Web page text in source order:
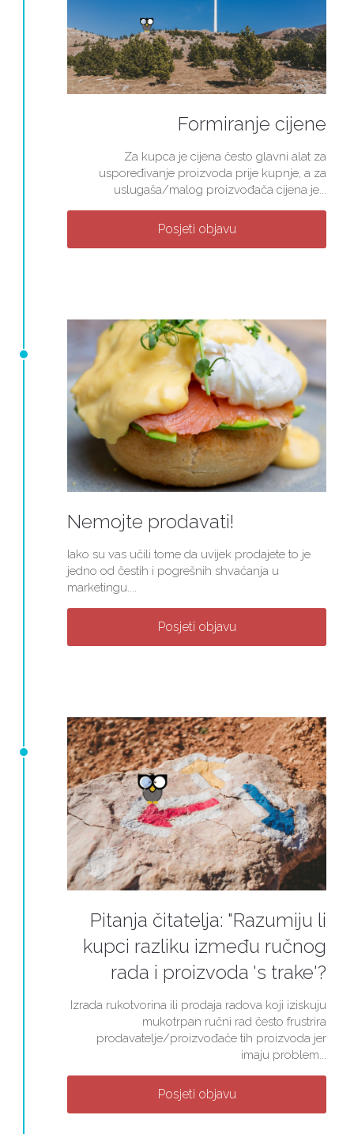
Formiranje cijene
Za kupca je cijena često glavni alat za
uspoređivanje proizvoda prije kupnje, a za
uslugaša/malog proizvođača cijena je...
Posjeti objavu
Nemojte prodavati!
Iako su vas učili tome da uvijek prodajete to je
jedno od čestih i pogrešnih shvaćanja u
marketingu....
Posjeti objavu
Pitanja čitatelja: "Razumiju li
kupci razliku između ručnog
rada i proizvoda 's trake'?
Izrada rukotvorina ili prodaja radova koji iziskuju
mukotrpan ručni rad često frustrira
prodavatelje/proizvođače tih proizvoda jer
imaju problem...
Posjeti objavu